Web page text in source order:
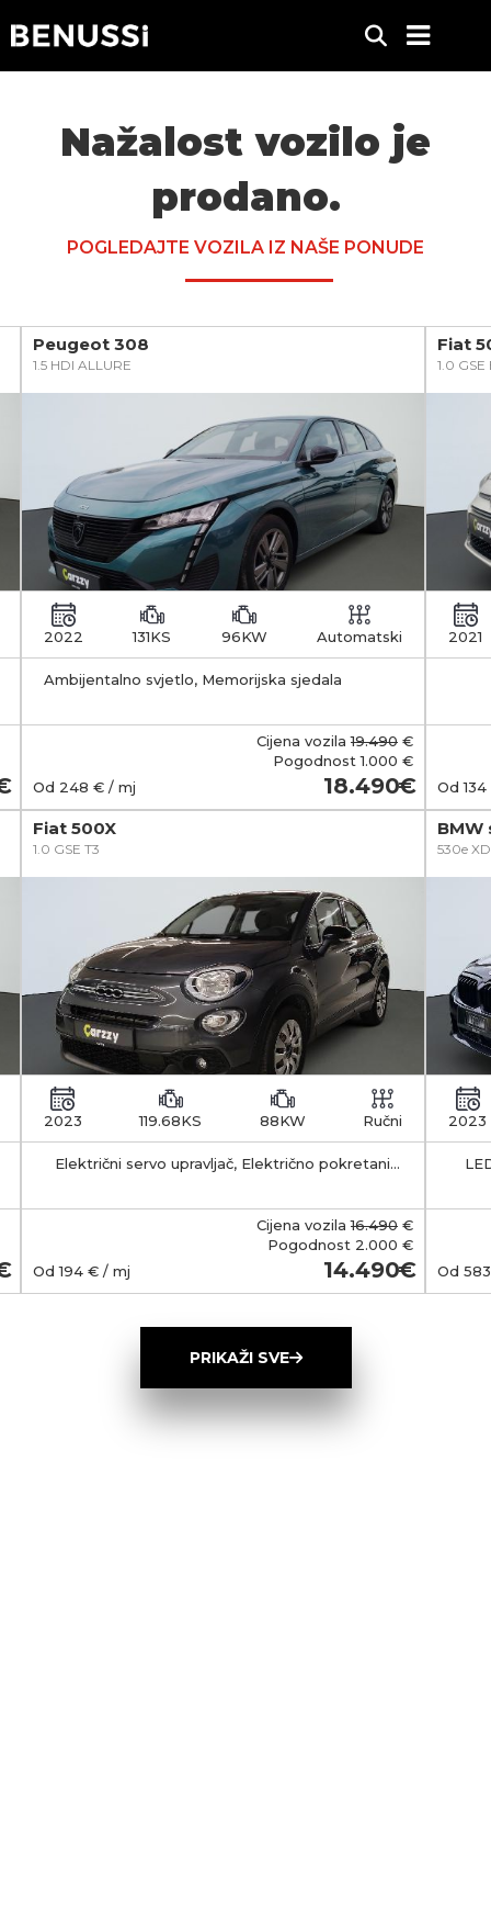
Nažalost vozilo je
prodano.
POGLEDAJTE VOZILA IZ NAŠE PONUDE
Peugeot 308
1.5 HDI ALLURE
2022 131KS 96KW Automatski
Ambijentalno svjetlo, Memorijska sjedala
Cijena vozila19.490 €
Pogodnost1.000 €
Od 248 € / mj 18.490
Fiat
1.0
2021
Od134
Fiat 500X
1.0 GSE T3
2023 119.68KS 88KW Ručni
Električni servo upravljač, Električno pokretani
Cijena vozila16.490 €
Pogodnost 2.000 €
Od194€ / mj 14.490
BMW
530e
2023
Od 583
PRIKAŽI SVE